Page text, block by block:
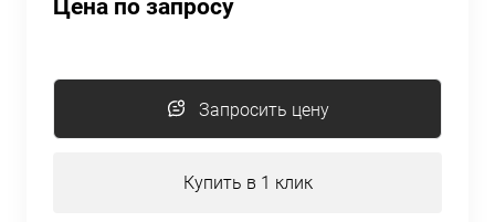
Цена по запросу
Запросить цену
Купить в 1 клик